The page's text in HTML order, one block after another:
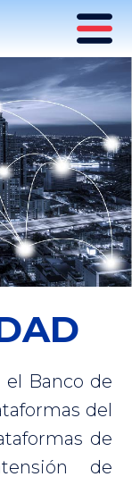
Banco de
del
de
de